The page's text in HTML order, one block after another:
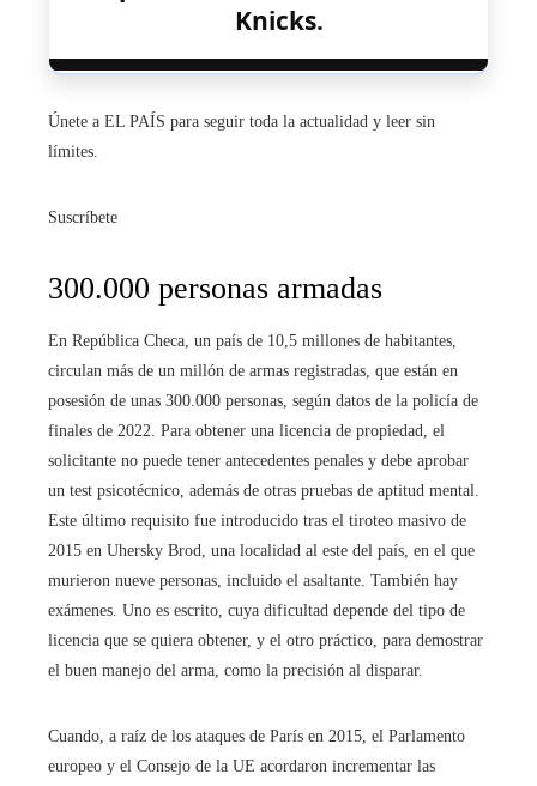
Knicks.
Únete a EL PAÍS para seguir toda la actualidad y leer sin
límites.
Suscríbete
300.000 personas armadas
En República Checa, un país de 10,5 millones de habitantes,
circulan más de un millón de armas registradas, que están en
posesión de unas 300.000 personas, según datos de la policía de
finales de 2022. Para obtener una licencia de propiedad, el
solicitante no puede tener antecedentes penales y debe aprobar
un test psicotécnico, además de otras pruebas de aptitud mental.
Este último requisito fue introducido tras el tiroteo masivo de
2015 en Uhersky Brod, una localidad al este del país, en el que
murieron nueve personas, incluido el asaltante. También hay
exámenes. Uno es escrito, cuya dificultad depende del tipo de
licencia que se quiera obtener, y el otro práctico, para demostrar
el buen manejo del arma, como la precisión al disparar.
Cuando, a raíz de los ataques de París en 2015, el Parlamento
europeo y el Consejo de la UE acordaron incrementar las